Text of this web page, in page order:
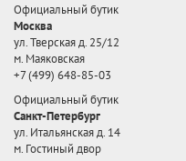
Официальный бутик
Москва
ул. Тверская д. 25/12
м. Маяковская
+7 (499) 648-85-03
Официальный бутик
Санкт-Петербург
ул. Итальянская д. 14
м. Гостиный двор